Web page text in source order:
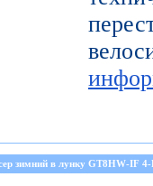
зимний в лунку GT8HW-IF